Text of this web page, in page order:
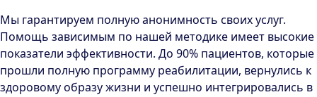
Мы гарантируем полную анонимность своих услуг.
Помощь зависимым по нашей методике имеет высокие
показатели эффективности. До 90% пациентов, которые
прошли полную программу реабилитации, вернулись к
здоровому образу жизни и успешно интегрировались в